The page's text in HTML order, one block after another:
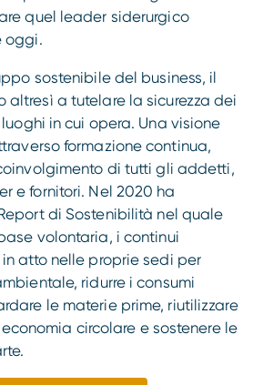
quel leader siderurgico
oggi.
sostenibile del business, il
a tutelare la sicurezza dei
in cui opera. Una visione
formazione continua,
di tutti gli addetti,
e fornitori. Nel 2020 ha
di Sostenibilità nel quale
volontaria, i continui
atto nelle proprie sedi per
ridurre i consumi
le materie prime, riutilizzare
circolare e sostenere le